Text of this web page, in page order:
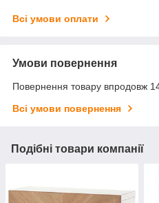
Всі умови оплати
Умови повернення
Повернення товару впродовж
Всі умови повернення
Подібні товари компанії